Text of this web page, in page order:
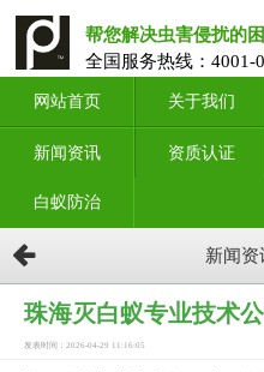
帮您解决虫害侵扰的
全国服务热线：4001-
网站首页 关于我们
新闻资讯 资质认证
白蚁防治
新闻资
珠海灭白蚁专业技术
发表时间：2026-04-29 11:16:05